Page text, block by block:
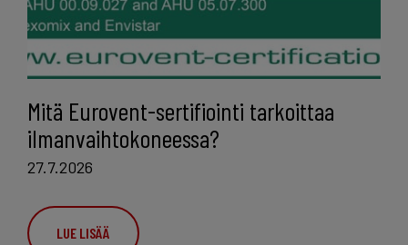
Mitä Eurovent-sertifiointi tarkoittaa
ilmanvaihtokoneessa?
27.7.2026
LUE LISÄÄ